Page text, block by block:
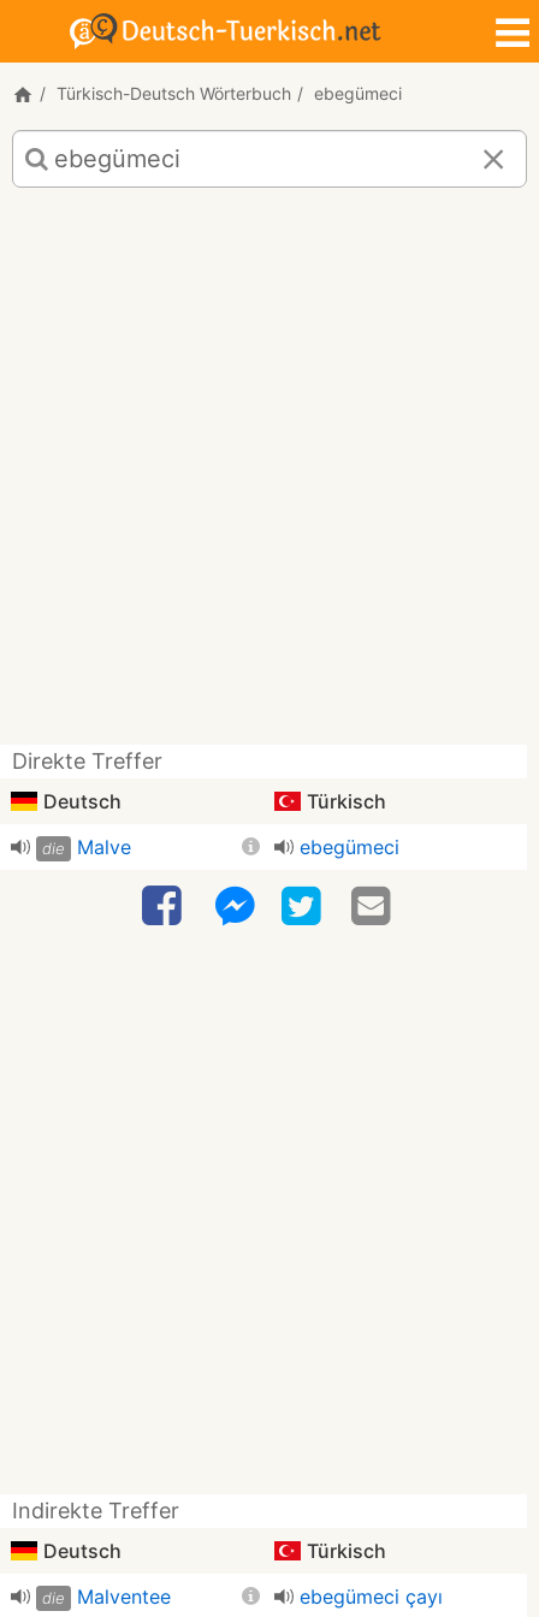
Türkisch-Deutsch Wörterbuch ebegümeci
Türkisch-
Deutsch
Übersetzung
Direkte Treffer
Deutsch Türkisch
die Malve ebegümeci
Indirekte Treffer
Deutsch Türkisch
die Malventee ebegümeci çayı